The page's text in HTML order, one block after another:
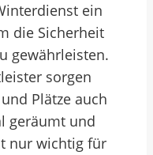
ein
die Sicherheit
gewährleisten.
sorgen
Plätze auch
geräumt und
nur wichtig für